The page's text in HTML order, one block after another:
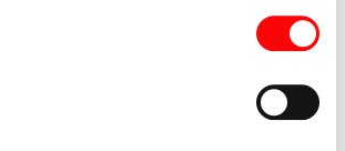
pouvez à tout moment modifier
politique